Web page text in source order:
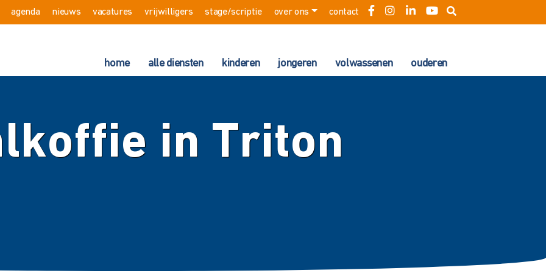
agenda nieuws vacatures vrijwilligers stage/scriptie over ons contact
home alle diensten kinderen jongeren volwassenen ouderen
in Triton